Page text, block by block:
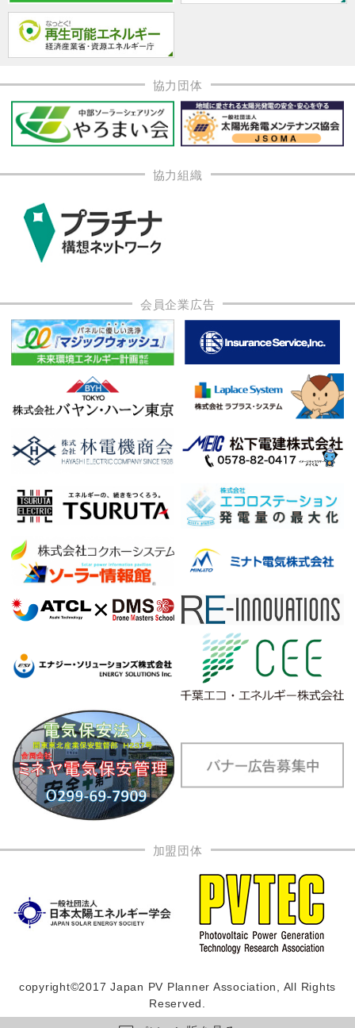
協力団体
協力組織
会員企業広告
加盟団体
copyright©2017 Japan PV Planner Association, All Rights
Reserved.